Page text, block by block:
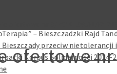
– Bieszczadzki Rajd
Bieszczady przeciw nietolerancji
Korpus Solidarności 2024-
ofertowe